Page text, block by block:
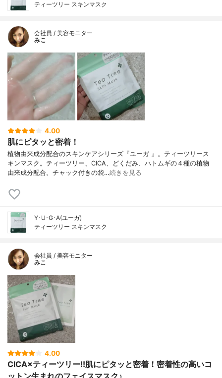
ティーツリー スキンマスク
会社員 / 美容モニター
みこ
4.00
肌にピタッと密着！
植物由来成分配合のスキンケアシリーズ『ユーガ 』。ティーツリース
キンマスク。ティーツリー、CICA、どくだみ、ハトムギの４種の植物
由来成分配合。チャック付きの袋…続きを見る
Y･U･G･A(ユーガ)
ティーツリー スキンマスク
会社員 / 美容モニター
みこ
4.00
CICA×ティーツリー!!肌にピタッと密着！密着性の高いコ